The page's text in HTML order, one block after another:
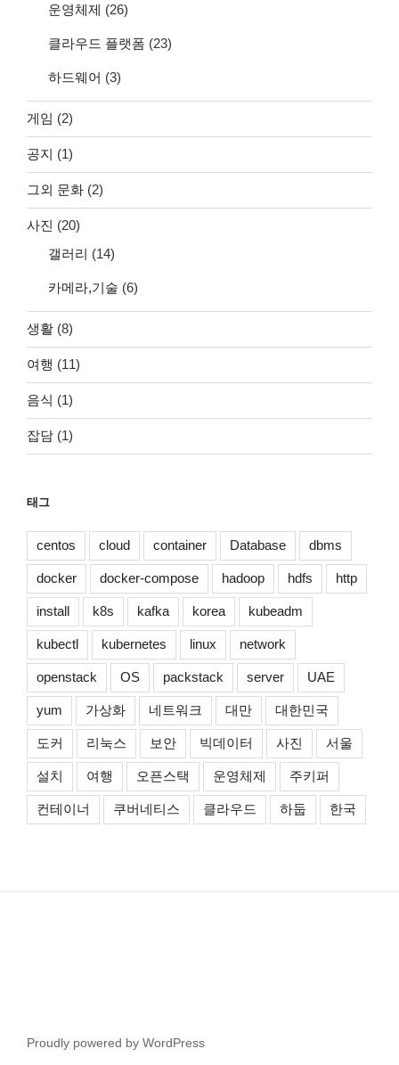
운영체제 (26)
클라우드 플랫폼 (23)
하드웨어 (3)
게임 (2)
공지 (1)
그외 문화 (2)
사진 (20)
갤러리 (14)
카메라,기술 (6)
생활 (8)
여행 (11)
음식 (1)
잡담 (1)
태그
centos cloud container Database dbms
docker docker-compose hadoop hdfs http
install k8s kafka korea kubeadm
kubectl kubernetes linux network
openstack OS packstack server UAE
yum 가상화 네트워크 대만 대한민국
도커 리눅스 보안 빅데이터 사진 서울
설치 여행 오픈스택 운영체제 주키퍼
컨테이너 쿠버네티스 클라우드 하둡 한국
Proudly powered by WordPress